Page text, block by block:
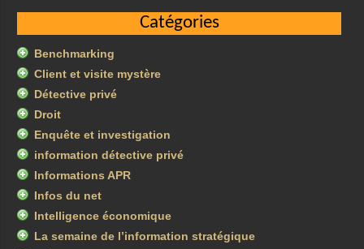
Catégories
Benchmarking
Client et visite mystère
Détective privé
Droit
Enquête et investigation
information détective privé
Informations APR
Infos du net
Intelligence économique
La semaine de l’information stratégique